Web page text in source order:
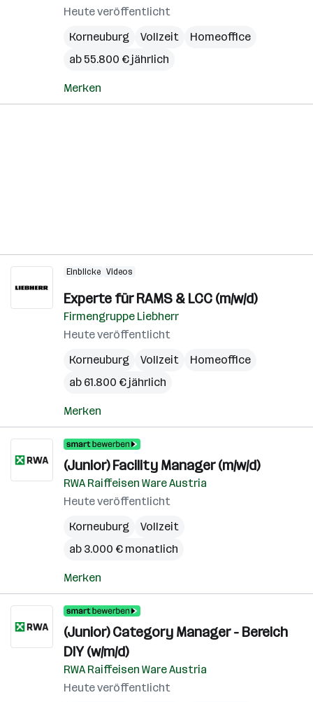
Heute veröffentlicht
Korneuburg
Vollzeit
Homeoffice
ab 55.800 € jährlich
Merken
Einblicke Videos
Experte für RAMS & LCC (m/w/d)
Firmengruppe Liebherr
Heute veröffentlicht
Korneuburg
Vollzeit
Homeoffice
ab 61.800 € jährlich
Merken
(Junior) Facility Manager (m/w/d)
RWA Raiffeisen Ware Austria
Heute veröffentlicht
Korneuburg
Vollzeit
ab 3.000 € monatlich
Merken
(Junior) Category Manager - Bereich
DIY (w/m/d)
RWA Raiffeisen Ware Austria
Heute veröffentlicht